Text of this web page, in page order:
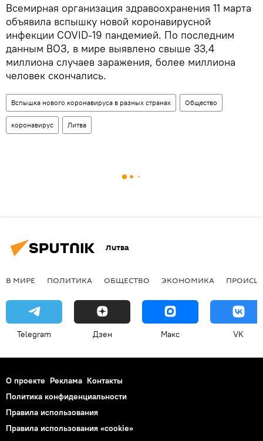
Всемирная организация здравоохранения 11 марта
объявила вспышку новой коронавирусной
инфекции COVID-19 пандемией. По последним
данным ВОЗ, в мире выявлено свыше 33,4
миллиона случаев заражения, более миллиона
человек скончались.
Вспышка нового коронавируса в разных странах Общество
коронавирус Литва
Литва
В МИРЕ ПОЛИТИКА ОБЩЕСТВО ЭКОНОМИКА
Telegram Дзен Макс VK
О проекте Реклама Контакты
Политика конфиденциальности
Правила использования
Правила использования «cookie»